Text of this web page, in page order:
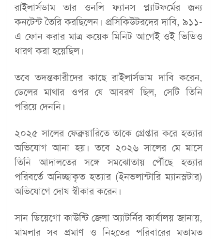
রাইলার্সডাম তার ওনলি ফ্যানস প্ল্যাটফর্মের জন্য
কনটেন্ট তৈরি করছিলেন। প্রসিকিউটরদের দাবি, ৯১১-
এ ফোন করার মাত্র কয়েক মিনিট আগেই ওই ভিডিও
ধারণ করা হয়েছিল।
তবে তদন্তকারীদের কাছে রাইলার্সডাম দাবি করেন,
ডেলের মাথার ওপর যে আবরণ ছিল, সেটি তিনি
পরিয়ে দেননি।
২০২৫ সালের ফেব্রুয়ারিতে তাকে গ্রেপ্তার করে হত্যার
অভিযোগ আনা হয়। তবে ২০২৬ সালের মে মাসে
তিনি আদালতের সঙ্গে সমঝোতায় পৌঁছে হত্যার
পরিবর্তে অনিচ্ছাকৃত হত্যার (ইনভলান্টারি ম্যানস্লটার)
অভিযোগে দোষ স্বীকার করেন।
সান ডিয়েগো কাউন্টি জেলা অ্যাটর্নির কার্যালয় জানায়,
মামলার সব প্রমাণ ও নিহতের পরিবারের মতামত